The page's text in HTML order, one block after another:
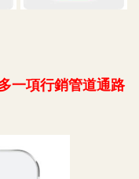
一項行銷管道通路